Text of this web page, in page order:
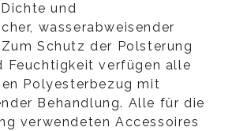
und
wasserabweisender
Schutz der Polsterung
Feuchtigkeit verfügen alle
Polyesterbezug mit
Behandlung. Alle für die
verwendeten Accessoires